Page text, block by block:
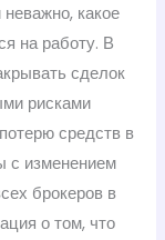
какое
на работу. В
сделок
рисками
средств в
с изменением
брокеров в
о том, что